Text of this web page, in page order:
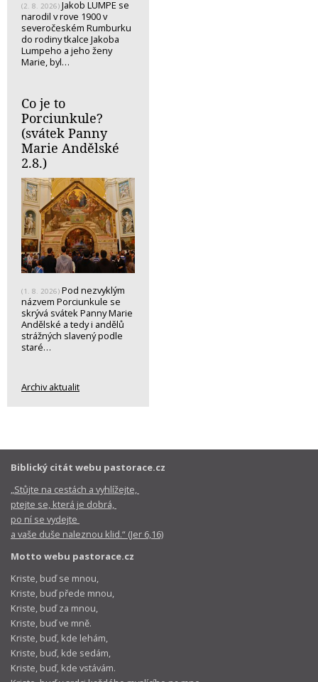
(2. 8. 2026) Jakob LUMPE se
narodil v rove 1900 v
severočeském Rumburku
do rodiny tkalce Jakoba
Lumpeho a jeho ženy
Marie, byl…
Co je to
Porciunkule?
(svátek Panny
Marie Andělské
2.8.)
(1. 8. 2026) Pod nezvyklým
názvem Porciunkule se
skrývá svátek Panny Marie
Andělské a tedy i andělů
strážných slavený podle
staré…
Archiv aktualit
Biblický citát webu pastorace.cz
„Stůjte na cestách a vyhlížejte,
ptejte se, která je dobrá,
po ní se vydejte
a vaše duše naleznou klid.“ (Jer 6,16)
Motto webu pastorace.cz
Kriste, buď se mnou,
Kriste, buď přede mnou,
Kriste, buď za mnou,
Kriste, buď ve mně.
Kriste, buď, kde lehám,
Kriste, buď, kde sedám,
Kriste, buď, kde vstávám.